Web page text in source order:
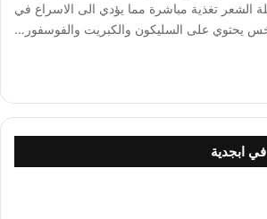
الشعر تغذية مباشرة مما يؤدي الى الاسراع في
يحتوي على السليكون والكبريت والفوسفور…
ابجدية